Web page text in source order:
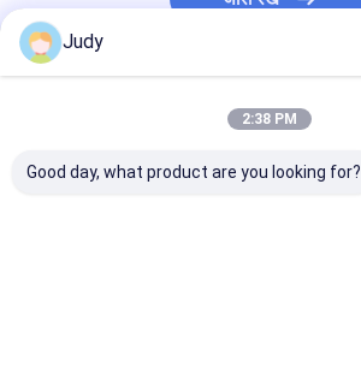
कस्टम वस्त्र पैच
प्लास्टिक जिपर खींचने वाला
Judy
2:38 PM
Good day, what product are you looking for?